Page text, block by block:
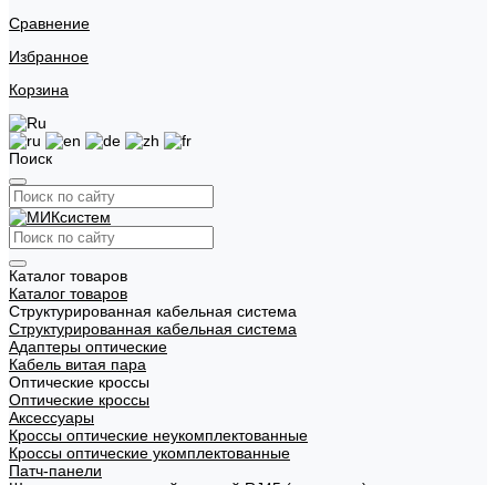
Сравнение
Избранное
Корзина
Поиск
Каталог товаров
Каталог товаров
Структурированная кабельная система
Структурированная кабельная система
Адаптеры оптические
Кабель витая пара
Оптические кроссы
Оптические кроссы
Аксессуары
Кроссы оптические неукомплектованные
Кроссы оптические укомплектованные
Патч-панели